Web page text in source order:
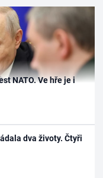
NATO. Ve hře je i
dva životy. Čtyři